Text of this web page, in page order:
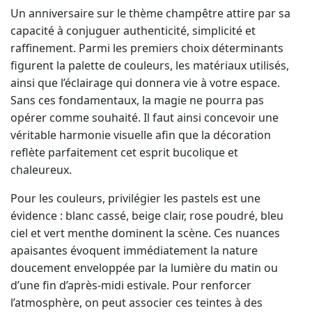
Un anniversaire sur le thème champêtre attire par sa
capacité à conjuguer authenticité, simplicité et
raffinement. Parmi les premiers choix déterminants
figurent la palette de couleurs, les matériaux utilisés,
ainsi que l’éclairage qui donnera vie à votre espace.
Sans ces fondamentaux, la magie ne pourra pas
opérer comme souhaité. Il faut ainsi concevoir une
véritable harmonie visuelle afin que la décoration
reflète parfaitement cet esprit bucolique et
chaleureux.
Pour les couleurs, privilégier les pastels est une
évidence : blanc cassé, beige clair, rose poudré, bleu
ciel et vert menthe dominent la scène. Ces nuances
apaisantes évoquent immédiatement la nature
doucement enveloppée par la lumière du matin ou
d’une fin d’après-midi estivale. Pour renforcer
l’atmosphère, on peut associer ces teintes à des